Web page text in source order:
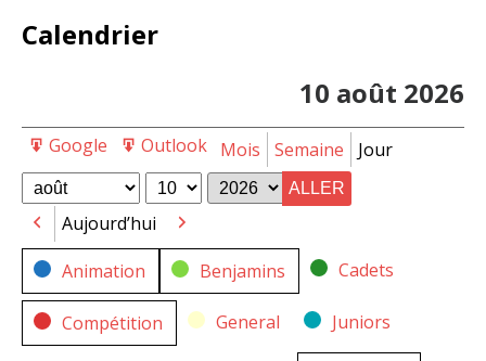
Calendrier
10 août 2026
Export
for
Google
Export
for
Outlook Mois Semaine Jour
Mois
Jour
Année
Précédent
Aujourd’hui Suivant
Catégories
Animation Benjamins Cadets
Compétition General Juniors